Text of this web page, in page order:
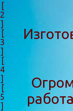
[
2
]
[
3
]
[
4
]
[
5
]